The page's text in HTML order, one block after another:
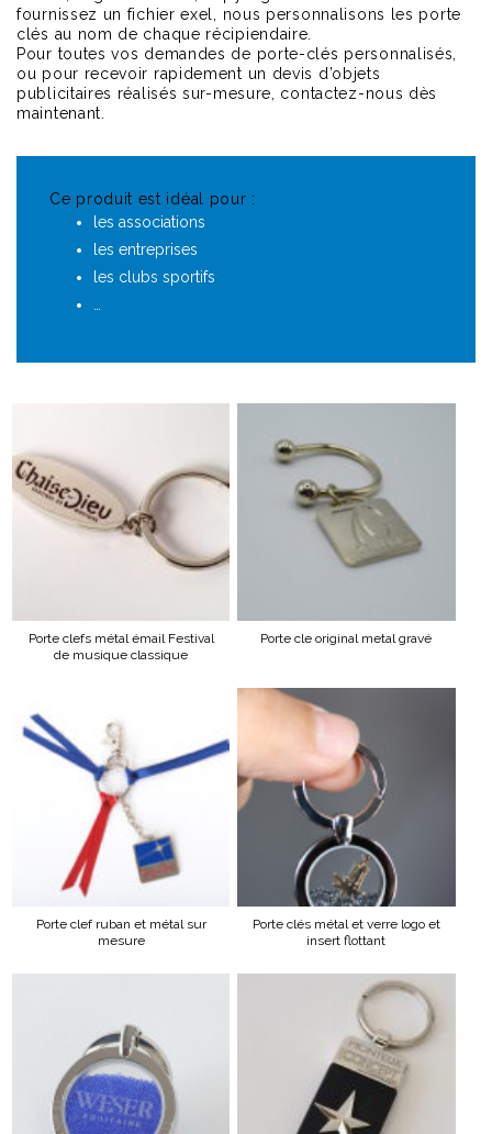
fournissez un fichier exel, nous personnalisons les porte
clés au nom de chaque récipiendaire.
Pour toutes vos demandes de porte-clés personnalisés,
ou pour recevoir rapidement un devis d’objets
publicitaires réalisés sur-mesure, contactez-nous dès
maintenant.
Ce produit est idéal pour :
les associations
les entreprises
les clubs sportifs
Porte clefs métal émail Festival
de musique classique
Porte cle original metal gravé
Porte clef ruban et métal sur
mesure
Porte clés métal et verre logo et
insert flottant